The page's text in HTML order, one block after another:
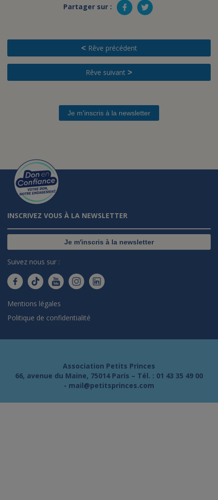
Partager sur :
< Rêve précédent
Rêve suivant >
Je m'inscris à la newsletter
INSCRIVEZ VOUS À LA NEWSLETTER
Je m'inscris à la newsletter
Suivez nous sur :
Mentions légales
Politique de confidentialité
Association Petits Princes
66, avenue du Maine, 75014 Paris – Tél. : 01 43 35 49 00
- mail@petitsprinces.com